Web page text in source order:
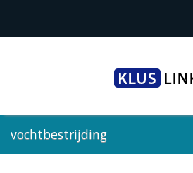
vochtbestrijding